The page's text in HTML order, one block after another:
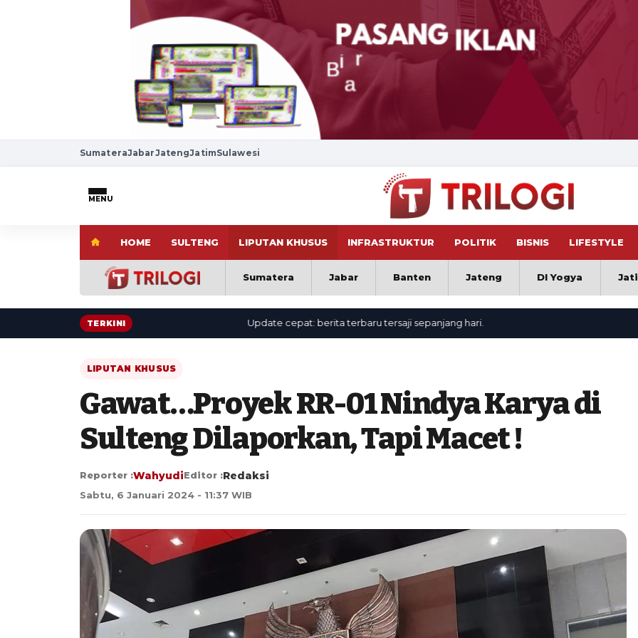
SumateraJabarJatengJatimSulawesi
MENU
HOME SULTENG LIPUTAN KHUSUS INFRASTRUKTUR POLITIK BISNIS LIFESTYLE
Sumatera Jabar Banten Jateng DI Yogya
TERKINI Update cepat: berita terbaru tersaji sepanjang hari.
LIPUTAN KHUSUS
Gawat…Proyek RR-01 Nindya Karya di
Sulteng Dilaporkan, Tapi Macet !
Reporter :WahyudiEditor :Redaksi
Sabtu, 6 Januari 2024 - 11:37 WIB